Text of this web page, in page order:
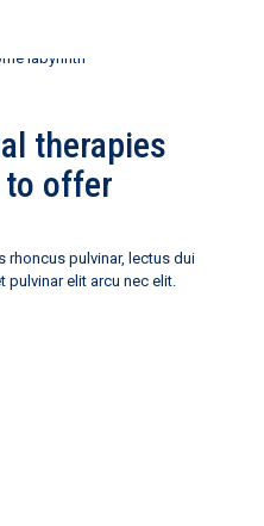
therapies
to offer
rhoncus pulvinar, lectus dui
pulvinar elit arcu nec elit.